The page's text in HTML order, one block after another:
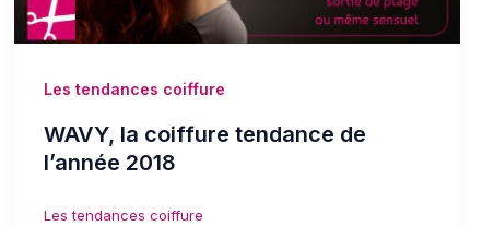
Les tendances coiffure
WAVY, la coiffure tendance de
l’année 2018
Les tendances coiffure